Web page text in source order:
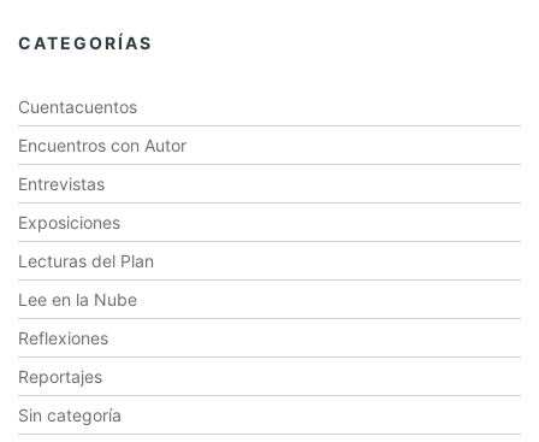
CATEGORÍAS
Cuentacuentos
Encuentros con Autor
Entrevistas
Exposiciones
Lecturas del Plan
Lee en la Nube
Reflexiones
Reportajes
Sin categoría